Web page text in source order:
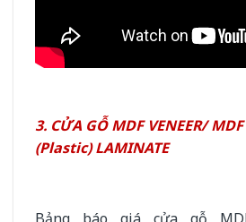
3. CỬA GỖ MDF VENEER/
(Plastic) LAMINATE